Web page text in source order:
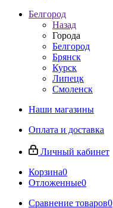
Белгород
Назад
Города
Белгород
Брянск
Курск
Липецк
Смоленск
Наши магазины
Оплата и доставка
Личный кабинет
Корзина0
Отложенные0
Сравнение товаров0